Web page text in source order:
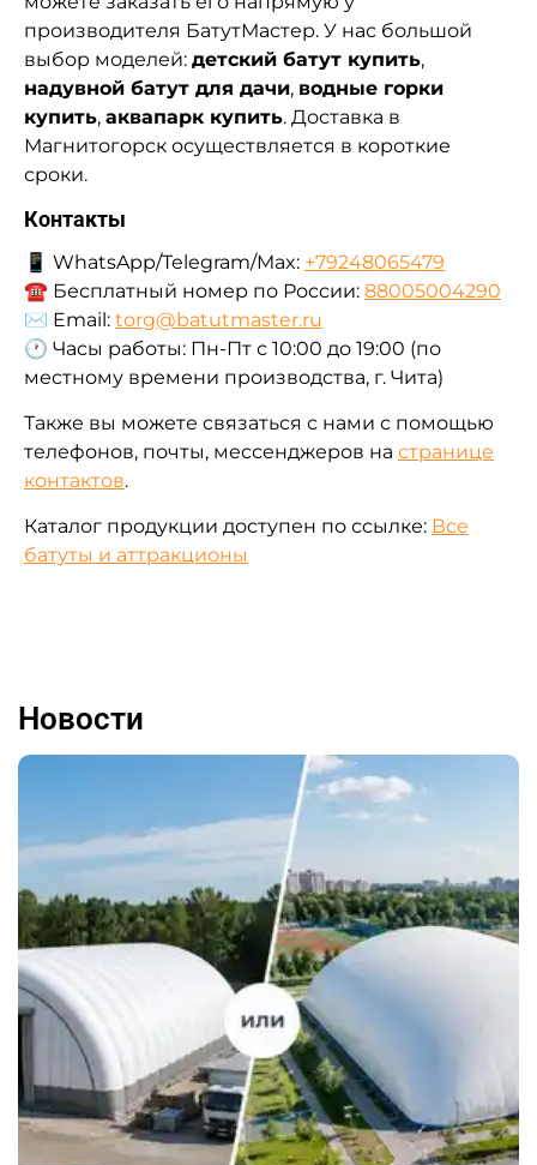
производителя БатутМастер. У нас большой
выбор моделей: детский батут купить,
надувной батут для дачи, водные горки
купить, аквапарк купить. Доставка в
Магнитогорск осуществляется в короткие
сроки.
Контакты
📱 WhatsApp/Telegram/Max: +79248065479
☎️ Бесплатный номер по России: 88005004290
✉️ Email: torg@batutmaster.ru
🕐 Часы работы: Пн-Пт с 10:00 до 19:00 (по
местному времени производства, г. Чита)
Также вы можете связаться с нами с помощью
телефонов, почты, мессенджеров на странице
контактов.
Каталог продукции доступен по ссылке: Все
батуты и аттракционы
Новости